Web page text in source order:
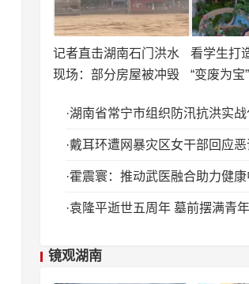
记者直击湖南石门洪水
现场：部分房屋被冲毁
看学生打
“变废为宝”
湖南省常宁市组织防汛抗洪实战
戴耳环遭网暴灾区女干部回应恶
霍震寰：推动武医融合助力健
袁隆平逝世五周年 墓前摆满青
镜观湖南